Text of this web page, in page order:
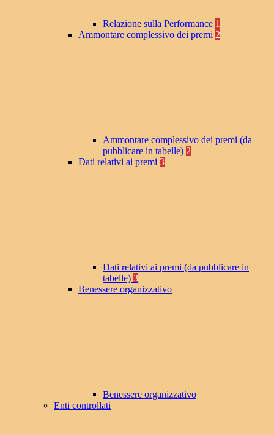
Relazione sulla Performance 1
Ammontare complessivo dei premi 2
Ammontare complessivo dei premi (da
pubblicare in tabelle) 2
Dati relativi ai premi 3
Dati relativi ai premi (da pubblicare in
tabelle) 3
Benessere organizzativo
Benessere organizzativo
Enti controllati